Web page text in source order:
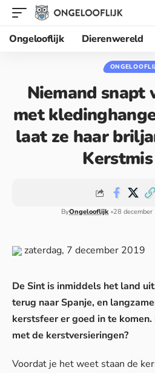
Ongelooflijk
Dierenwereld
Niemand snapt
met
laat ze haar
ByOngelooflijk 28
zaterdag, 7 december 2019
De Sint is inmiddels het land
terug naar Spanje, en
kerstsfeer er goed in te
met de kerstversieringen?
Voordat je het weet staan de